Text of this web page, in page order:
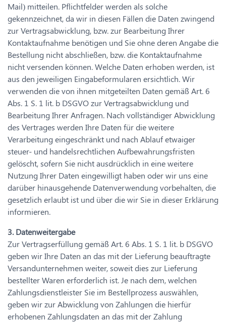
Mail) mitteilen. Pflichtfelder werden als solche
gekennzeichnet, da wir in diesen Fällen die Daten zwingend
zur Vertragsabwicklung, bzw. zur Bearbeitung Ihrer
Kontaktaufnahme benötigen und Sie ohne deren Angabe die
Bestellung nicht abschließen, bzw. die Kontaktaufnahme
nicht versenden können. Welche Daten erhoben werden, ist
aus den jeweiligen Eingabeformularen ersichtlich. Wir
verwenden die von ihnen mitgeteilten Daten gemäß Art. 6
Abs. 1 S. 1 lit. b DSGVO zur Vertragsabwicklung und
Bearbeitung Ihrer Anfragen. Nach vollständiger Abwicklung
des Vertrages werden Ihre Daten für die weitere
Verarbeitung eingeschränkt und nach Ablauf etwaiger
steuer- und handelsrechtlichen Aufbewahrungsfristen
gelöscht, sofern Sie nicht ausdrücklich in eine weitere
Nutzung Ihrer Daten eingewilligt haben oder wir uns eine
darüber hinausgehende Datenverwendung vorbehalten, die
gesetzlich erlaubt ist und über die wir Sie in dieser Erklärung
informieren.
3. Datenweitergabe
Zur Vertragserfüllung gemäß Art. 6 Abs. 1 S. 1 lit. b DSGVO
geben wir Ihre Daten an das mit der Lieferung beauftragte
Versandunternehmen weiter, soweit dies zur Lieferung
bestellter Waren erforderlich ist. Je nach dem, welchen
Zahlungsdienstleister Sie im Bestellprozess auswählen,
geben wir zur Abwicklung von Zahlungen die hierfür
erhobenen Zahlungsdaten an das mit der Zahlung